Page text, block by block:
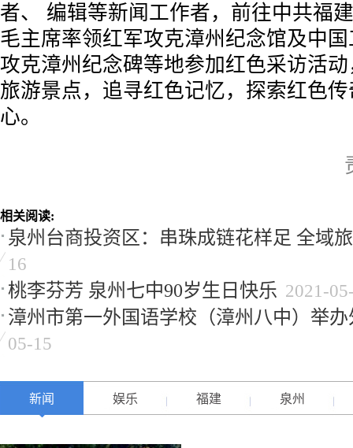
者、 编辑等新闻工作者，前往中共福
毛主席率领红军攻克漳州纪念馆及中
攻克漳州纪念碑等地参加红色采访活
旅游景点，追寻红色记忆，探索红色
心。
相关阅读:
泉州台商投资区：串珠成链花样足 全域
16
桃李芬芳 泉州七中90岁生日快乐 2021-
漳州市第一外国语学校（漳州八中）举
05-15
新闻 娱乐 福建 泉州